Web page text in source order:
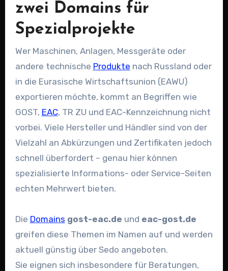
zwei Domains für
Spezialprojekte
Wer Maschinen, Anlagen, Messgeräte oder
andere technische Produkte nach Russland oder
in die Eurasische Wirtschaftsunion (EAWU)
exportieren möchte, kommt an Begriffen wie
GOST, EAC, TR ZU und EAC-Kennzeichnung nicht
vorbei. Viele Hersteller und Händler sind von der
Vielzahl an Abkürzungen und Zertifikaten jedoch
schnell überfordert – genau hier können
spezialisierte Informations- oder Service-Seiten
echten Mehrwert bieten.
Die Domains gost-eac.de und eac-gost.de
greifen diese Themen im Namen auf und werden
aktuell günstig über Sedo angeboten.
Sie eignen sich insbesondere für Beratungen,